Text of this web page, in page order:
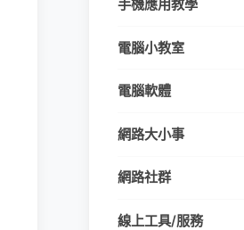
手機應用教學
電腦小教室
電腦軟體
網路大小事
網路社群
線上工具/服務